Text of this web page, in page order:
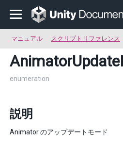
マニュアル スクリプトリファレンス
enumeration
説明
Animator のアップデートモード